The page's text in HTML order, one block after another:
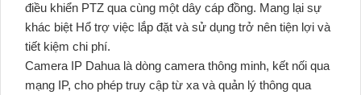
điều khiển PTZ qua cùng một dây cáp đồng. Mang lại sự
khác biệt Hổ trợ việc lắp đặt và sử dụng trở nên tiện lợi và
tiết kiệm chi phí.
Camera IP Dahua là dòng camera thông minh, kết nối qua
mạng IP, cho phép truy cập từ xa và quản lý thông qua